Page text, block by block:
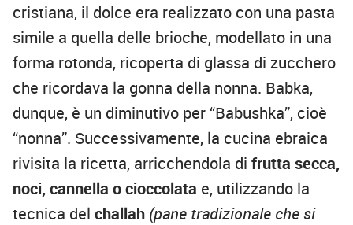
cristiana, il dolce era realizzato con una pasta
simile a quella delle brioche, modellato in una
forma rotonda, ricoperta di glassa di zucchero
che ricordava la gonna della nonna. Babka,
dunque, è un diminutivo per “Babushka”, cioè
“nonna”. Successivamente, la cucina ebraica
rivisita la ricetta, arricchendola di frutta secca,
noci, cannella o cioccolata e, utilizzando la
tecnica del challah (pane tradizionale che si